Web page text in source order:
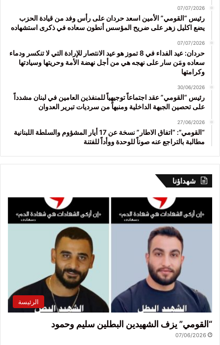
07/07/2026
رئيس “القومي” الأمين اسعد حردان على رأس وفد من قيادة الحزب
يضع اكليل زهر على ضريح المؤسس أنطون سعاده في ذكرى استشهاده
07/07/2026
حردان: عيد الفداء في 8 تموز هو عيد الانتصار للإرادة التي لا تنكسر ودماء
سعاده ومَن سار على نهجه هي من أجل نهضة الأمة وحريتها وسيادتها
وكرامتها
30/06/2026
رئيس “القومي” عقد اجتماعاً توجيهياً للمنفذين العامين في لبنان مشدداً
على تحصين الجبهة الداخلية ومنبهاً من سرديات تبرير العدوان
27/06/2026
“القومي”: “اتفاق الاطار” نسخة عن 17 أيار المشؤوم والسلطة اللبنانية
مطالبة بالتراجع عنه صوناً للوحدة ووأداً للفتنة
شهداؤنا
الرئيسة
“القومي” يزف الشهيدين البطلين سليم وحمود
07/06/2026